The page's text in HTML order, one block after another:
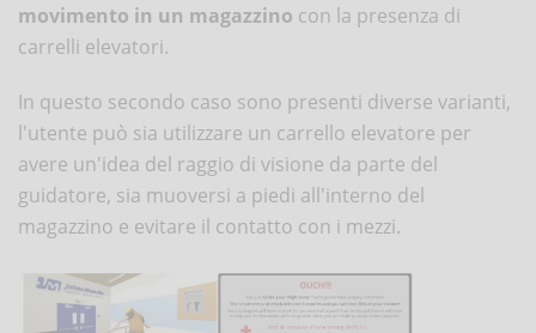
movimento in un magazzino con la presenza di
carrelli elevatori.
In questo secondo caso sono presenti diverse varianti,
l'utente può sia utilizzare un carrello elevatore per
avere un'idea del raggio di visione da parte del
guidatore, sia muoversi a piedi all'interno del
magazzino e evitare il contatto con i mezzi.